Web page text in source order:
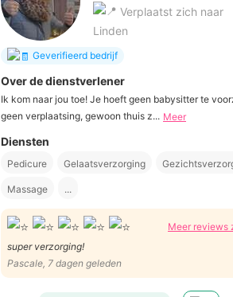
Verplaatst zich naar
Linden
Geverifieerd bedrijf
Over de dienstverlener
Ik kom naar jou toe! Je hoeft geen babysitter te
geen verplaatsing, gewoon thuis z... Meer
Diensten
Pedicure Gelaatsverzorging
Massage ...
Meer reviews
super verzorging!
Pascale, 7 dagen geleden